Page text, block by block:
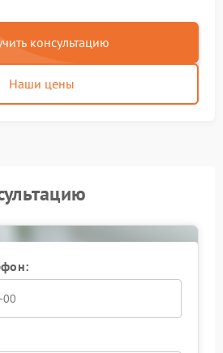
консультацию
Наши цены